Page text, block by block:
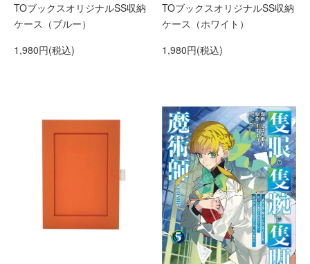
TOブックスオリジナルSS収納
ケース（ブルー）
1,980円(税込)
TOブックスオリジナルSS収納
ケース（ホワイト）
1,980円(税込)